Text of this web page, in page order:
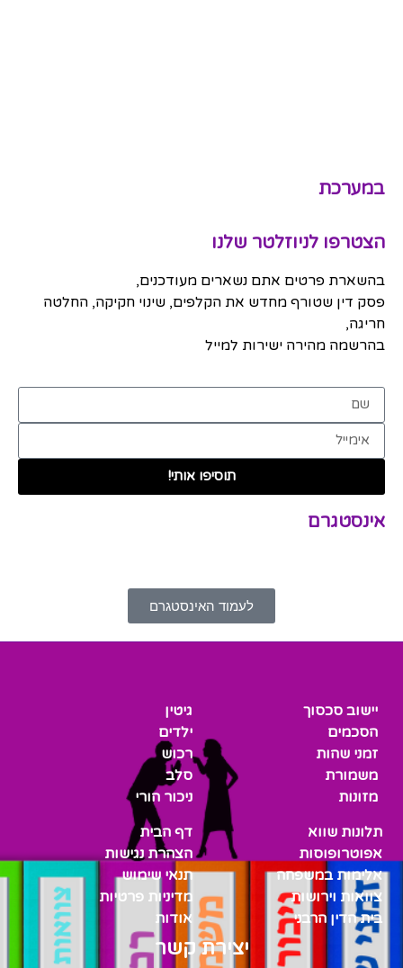
במערכת
הצטרפו לניוזלטר שלנו
בהשארת פרטים אתם נשארים מעודכנים,
פסק דין שטורף מחדש את הקלפים, שינוי חקיקה, החלטה
חריגה,
בהרשמה מהירה ישירות למייל
תוסיפו אותי!
אינסטגרם
לעמוד האינסטגרם
יישוב סכסוך
הסכמים
זמני שהות
משמורת
מזונות
גיטין
ילדים
רכוש
סלב
ניכור הורי
תלונות שווא
אפוטרופוסות
אלימות במשפחה
צוואות וירושות
בית הדין הרבני
דף הבית
הצהרת נגישות
תנאי שימוש
מדיניות פרטיות
אודות
יצירת קשר